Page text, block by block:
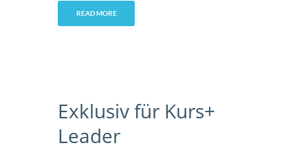
READ MORE
Exklusiv für Kurs+
Leader